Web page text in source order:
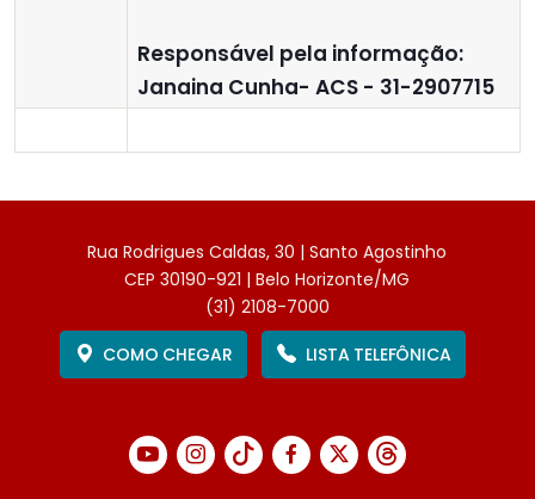
Responsável pela informação:
Janaina Cunha- ACS - 31-2907715
Rua Rodrigues Caldas, 30 | Santo Agostinho
CEP 30190-921 | Belo Horizonte/MG
(31) 2108-7000
COMO CHEGAR
LISTA TELEFÔNICA